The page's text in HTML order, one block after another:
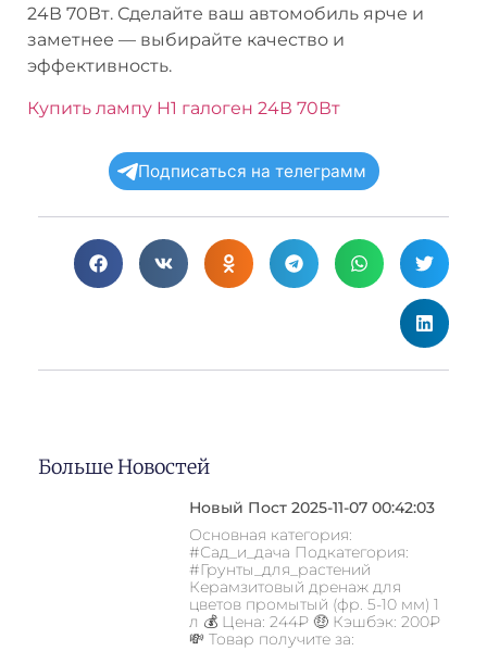
24В 70Вт. Сделайте ваш автомобиль ярче и
заметнее — выбирайте качество и
эффективность.
Купить лампу H1 галоген 24В 70Вт
Подписаться на телеграмм
Больше Новостей
Новый Пост 2025-11-07 00:42:03
Основная категория:
#Сад_и_дача Подкатегория:
#Грунты_для_растений
Керамзитовый дренаж для
цветов промытый (фр. 5-10 мм) 1
л 💰 Цена: 244₽ 🤑 Кэшбэк: 200₽
💸 Товар получите за: